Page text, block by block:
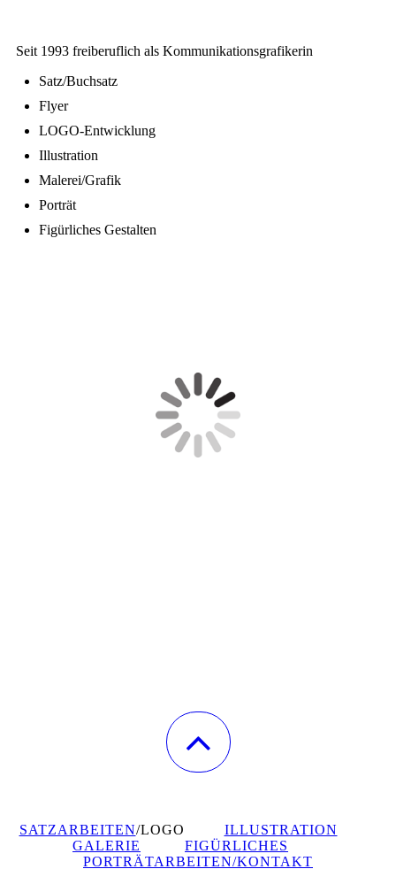
Seit 1993 freiberuflich als Kommunikationsgrafikerin
Satz/Buchsatz
Flyer
LOGO-Entwicklung
Illustration
Malerei/Grafik
Porträt
Figürliches Gestalten
SATZARBEITEN/LOGO ILLUSTRATION
GALERIE
FIGÜRLICHES
PORTRÄTARBEITEN/KONTAKT